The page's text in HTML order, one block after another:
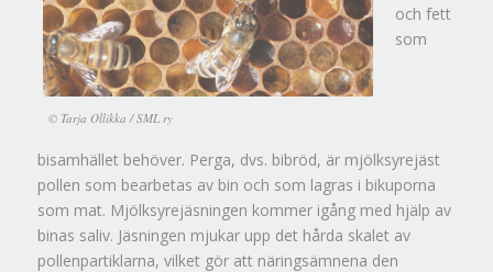
© Tarja Ollikka / SML ry
och fett
som
bisamhället behöver. Perga, dvs. bibröd, är mjölksyrejäst
pollen som bearbetas av bin och som lagras i bikuporna
som mat. Mjölksyrejäsningen kommer igång med hjälp av
binas saliv. Jäsningen mjukar upp det hårda skalet av
pollenpartiklarna, vilket gör att näringsämnena den